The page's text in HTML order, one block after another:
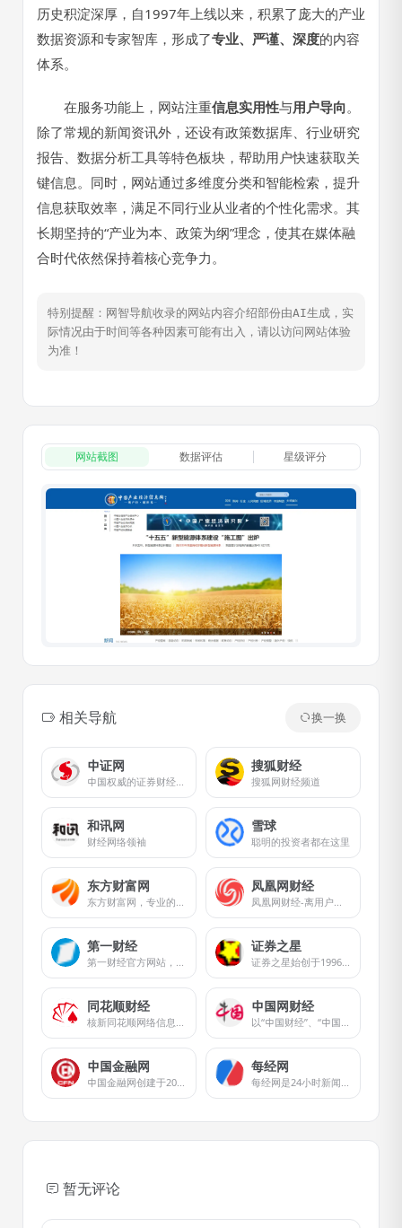
历史积淀深厚，自1997年上线以来，积累了庞大的产业
数据资源和专家智库，形成了专业、严谨、深度的内容
体系。
在服务功能上，网站注重信息实用性与用户导向。
除了常规的新闻资讯外，还设有政策数据库、行业研究
报告、数据分析工具等特色板块，帮助用户快速获取关
键信息。同时，网站通过多维度分类和智能检索，提升
信息获取效率，满足不同行业从业者的个性化需求。其
长期坚持的“产业为本、政策为纲”理念，使其在媒体融
合时代依然保持着核心竞争力。
特别提醒：网智导航收录的网站内容介绍部份由AI生成，实
际情况由于时间等各种因素可能有出入，请以访问网站体验
为准！
网站截图 数据评估 星级评分
相关导航 换一换
中证网
中国权威的证券财经资讯网站
搜狐财经
搜狐网财经频道
和讯网
财经网络领袖
雪球
聪明的投资者都在这里
东方财富网
东方财富网，专业的互联网财经媒体，提供7*24小时财经资讯及全球金融市场报价，汇聚全方位的综合财经资讯和金融市场资讯，覆盖股票、财经、证券、金融、美股、港股、行情、基金、债券、期货、外汇、科创板、保险、信托、黄金、理财、商业、银行、博客、股吧、财迷、论坛等财经综合信息
凤凰网财经
凤凰网财经-离用户最近的财经媒体
第一财经
第一财经官方网站，7X24小时提供股市行情、经济大势、金融政策、行业动态、专家分析等财经资讯；全网独家直播谈股论金、今日股市、公司与行业、解码财商、头脑风暴等第一财经电视节目。
证券之星
证券之星始创于1996年，是中国最早的证券领域门户网站之一，是国内领先的金融信息服务平台。为投资者提供及时、全面、客观、专业的财经资讯和金融信息服务，包括股票、基金、期货、银行、保险、港股、美股、黄金、地产、债券、理财、商业、ESG等。
同花顺财经
核新同花顺网络信息股份有限公司（同花顺）成立于1995年，是一家专业的互联网金融数据服务商，为您全方位提供财经资讯及全球金融市场行情，覆盖股票、基金、期货、外汇、债券、银行、黄金等多种面向个人和企业的服务。
中国网财经
以“中国财经”、“中国财经APP”、中国财经双微等为核心业务平台，实现多屏互动，重点关注宏观经济、金融、证券、上市公司、房产、科技等领域，为用户提供时效、专业、全面的财经信息及综合类服务。
中国金融网
中国金融网创建于2002年，是中国金融领域的知名品牌。
每经网
每经网是24小时新闻网站，依托新锐财经日报《每日经济新闻》打造中国具有影响力的新闻网站，覆盖品牌价值、汽车资讯、视频、基金、财经、房产、金融新闻、券商、公司等方向，是全方位财经新闻平台。
暂无评论